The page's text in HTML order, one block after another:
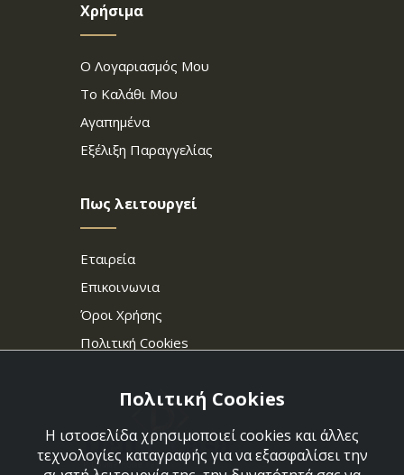
Χρήσιμα
Ο Λογαριασμός Μου
Το Καλάθι Μου
Αγαπημένα
Εξέλιξη Παραγγελίας
Πως λειτουργεί
Εταιρεία
Επικοινωνια
Όροι Χρήσης
Πολιτική Cookies
Πολιτική Cookies
Η ιστοσελίδα χρησιμοποιεί cookies και άλλες
τεχνολογίες καταγραφής για να εξασφαλίσει την